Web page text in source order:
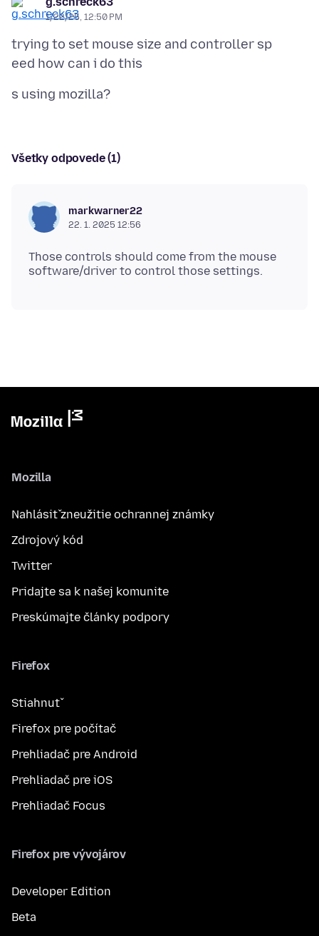
1/22/25, 12:50 PM
trying to set mouse size and controller sp
Všetky odpovede (1)
markwarner22
22. 1. 2025 12:56
Those controls should come from the mouse
Mozilla
Nahlásiť zneužitie ochrannej známky
Zdrojový kód
Twitter
Pridajte sa k našej komunite
Preskúmajte články podpory
Firefox
Stiahnuť
Firefox pre počítač
Prehliadač pre Android
Prehliadač pre iOS
Prehliadač Focus
Firefox pre vývojárov
Developer Edition
Beta